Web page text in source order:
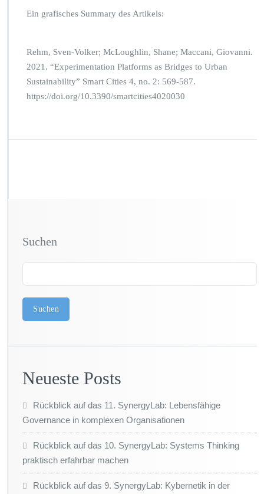
Ein grafisches Summary des Artikels:
Rehm, Sven-Volker; McLoughlin, Shane; Maccani, Giovanni.
2021. “Experimentation Platforms as Bridges to Urban
Sustainability” Smart Cities 4, no. 2: 569-587.
https://doi.org/10.3390/smartcities4020030
Suchen
Suchen
Neueste Posts
Rückblick auf das 11. SynergyLab: Lebensfähige
Governance in komplexen Organisationen
Rückblick auf das 10. SynergyLab: Systems Thinking
praktisch erfahrbar machen
Rückblick auf das 9. SynergyLab: Kybernetik in der